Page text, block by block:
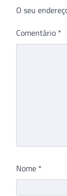
O seu
Comentário *
Nome *